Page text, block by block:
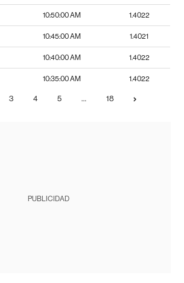
10:50:00 AM 1.4022
10:45:00 AM 1.4021
10:40:00 AM 1.4022
10:35:00 AM 1.4022
3 4 5 … 18
PUBLICIDAD